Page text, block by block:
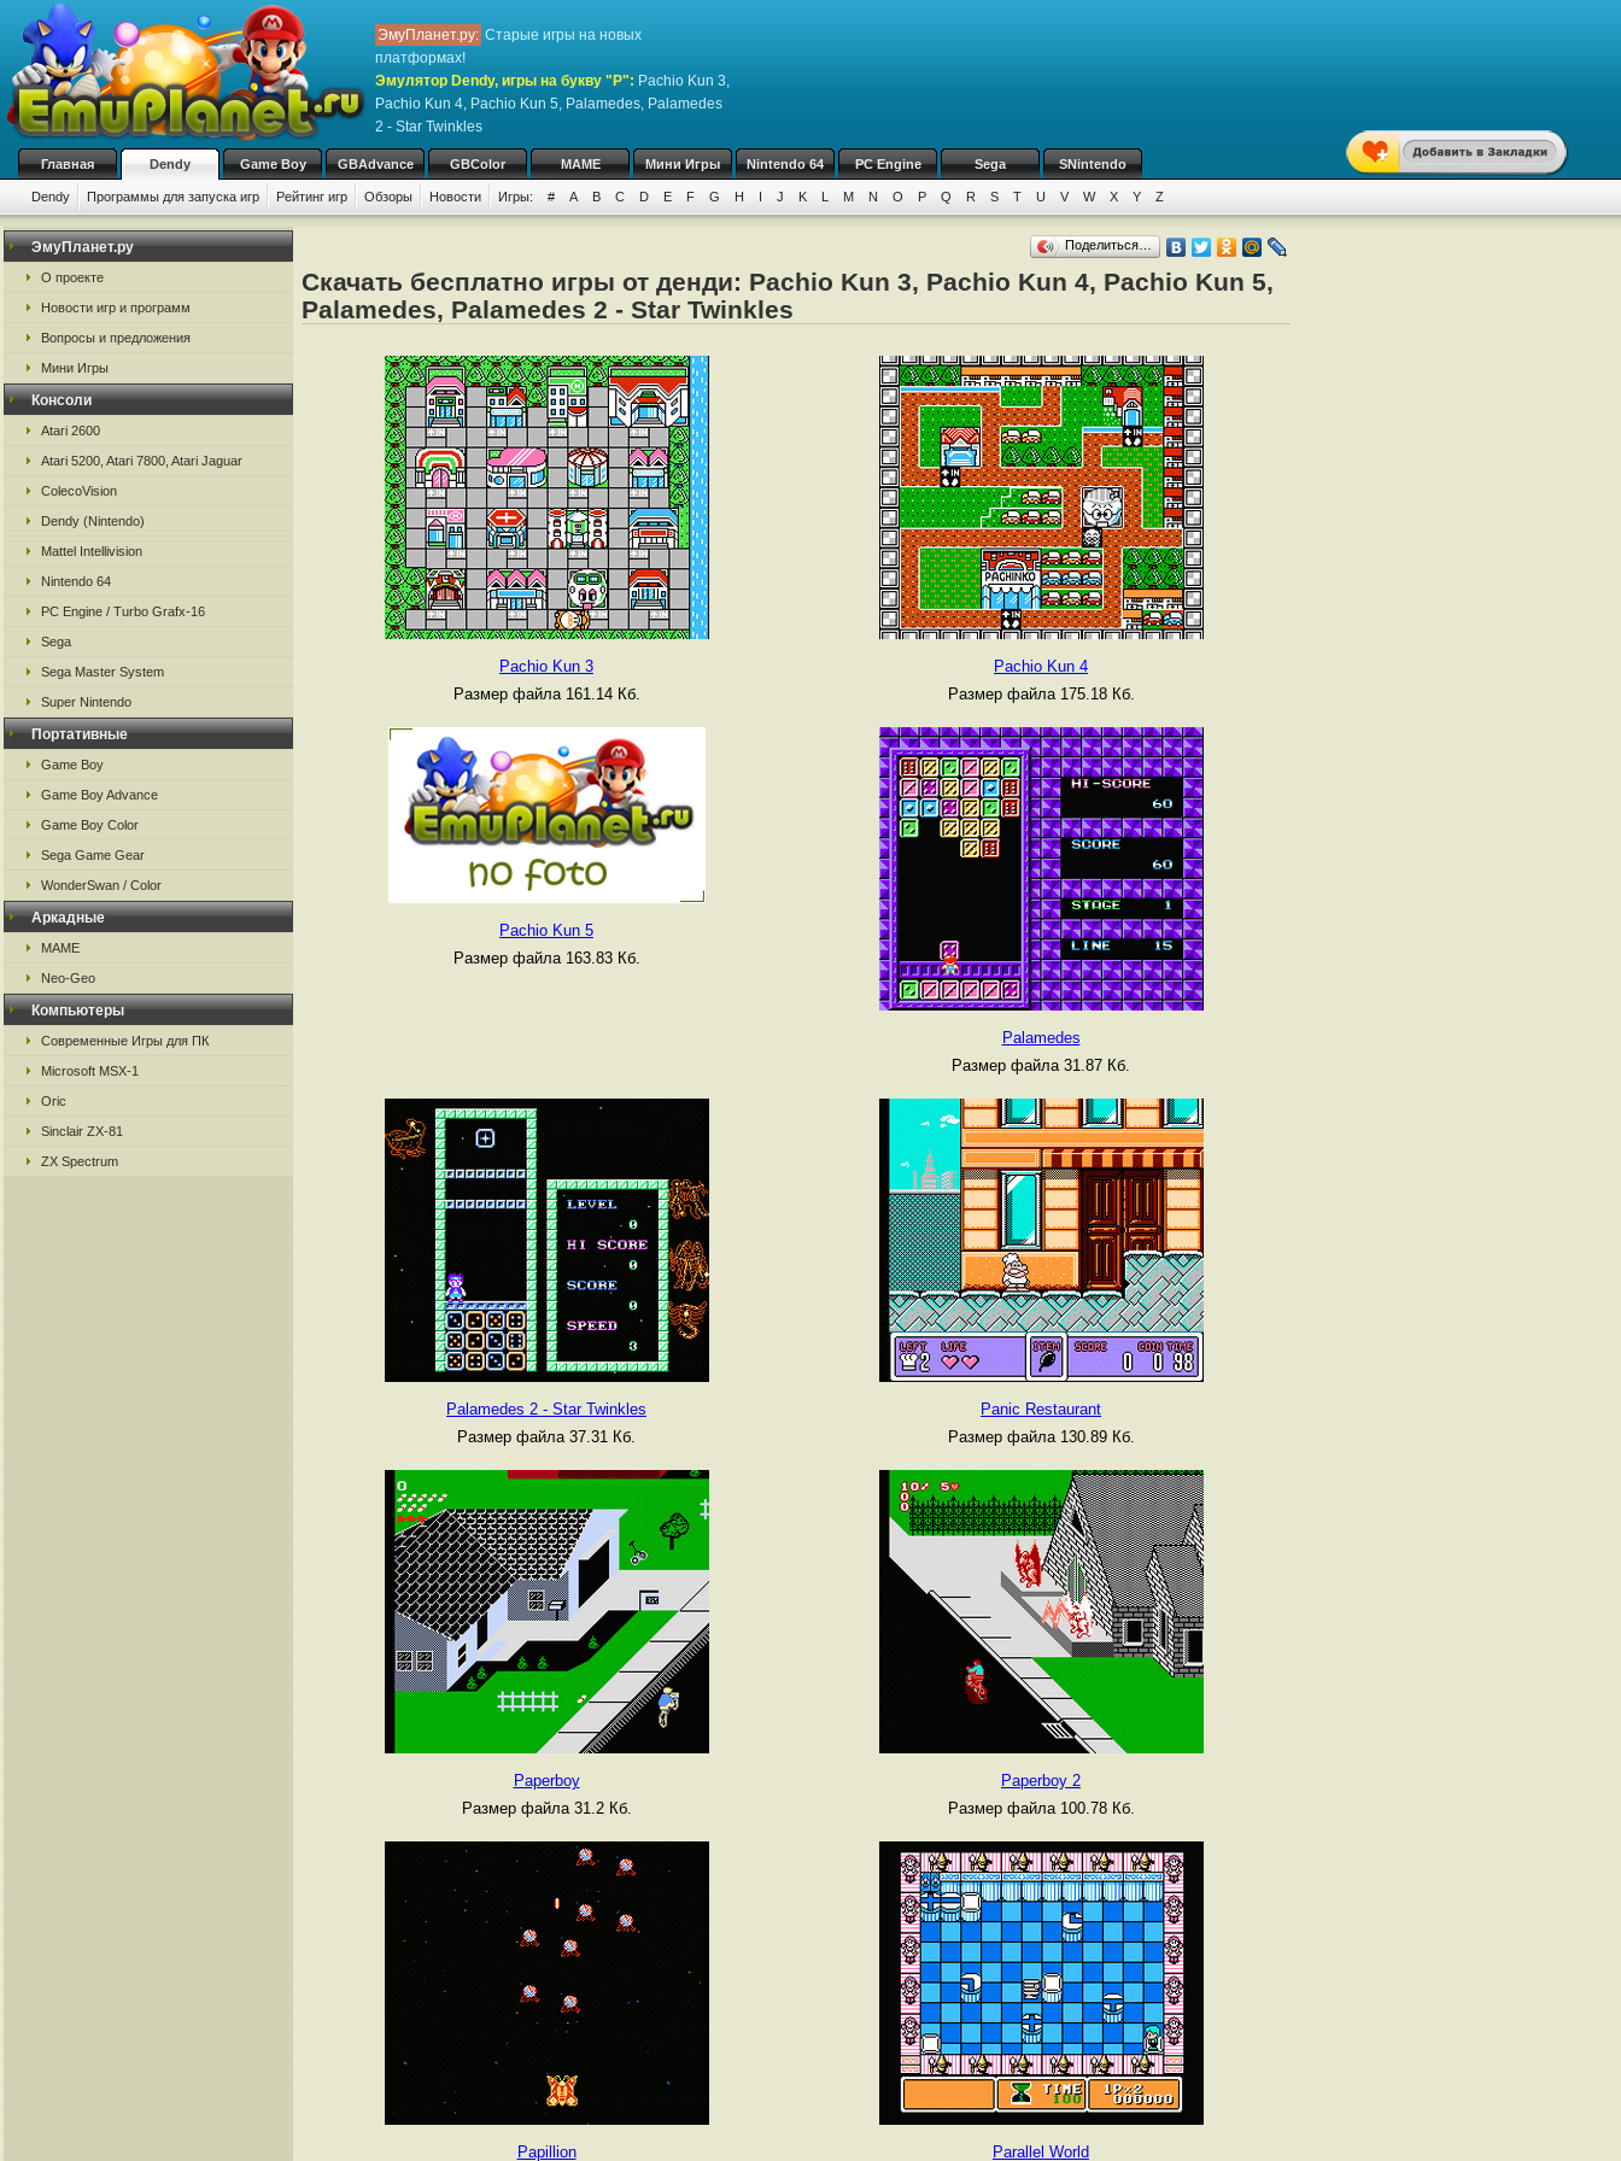
ЭмуПланет.ру: Старые игры на новых
платформах!
Эмулятор Dendy, игры на букву "P": Pachio Kun 3,
Pachio Kun 4, Pachio Kun 5, Palamedes, Palamedes
2 - Star Twinkles
Главная Dendy Game Boy GBAdvance GBColor MAME Мини Игры Nintendo 64 PC Engine Sega SNintendo
Dendy Программы для запуска игр Рейтинг игр Обзоры Новости Игры: # A B C D E F G H I J K L M N O P Q R S T U V W X Y Z
ЭмуПланет.ру
О проекте
Новости игр и программ
Вопросы и предложения
Мини Игры
Консоли
Atari 2600
Atari 5200, Atari 7800, Atari Jaguar
ColecoVision
Dendy (Nintendo)
Mattel Intellivision
Nintendo 64
PC Engine / Turbo Grafx-16
Sega
Sega Master System
Super Nintendo
Портативные
Game Boy
Game Boy Advance
Game Boy Color
Sega Game Gear
WonderSwan / Color
Аркадные
MAME
Neo-Geo
Компьютеры
Современные Игры для ПК
Microsoft MSX-1
Oric
Sinclair ZX-81
ZX Spectrum
Поделиться…
Скачать бесплатно игры от денди: Pachio Kun 3, Pachio Kun 4, Pachio Kun 5,
Palamedes, Palamedes 2 - Star Twinkles
Pachio Kun 3
Размер файла 161.14 Кб.
Pachio Kun 4
Размер файла 175.18 Кб.
Pachio Kun 5
Размер файла 163.83 Кб.
Palamedes
Размер файла 31.87 Кб.
Palamedes 2 - Star Twinkles
Размер файла 37.31 Кб.
Panic Restaurant
Размер файла 130.89 Кб.
Paperboy
Размер файла 31.2 Кб.
Paperboy 2
Размер файла 100.78 Кб.
Papillion Parallel World